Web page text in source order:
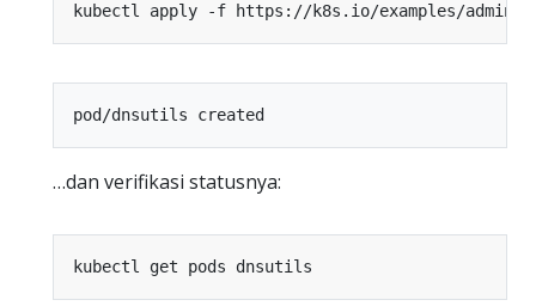
…dan verifikasi statusnya: